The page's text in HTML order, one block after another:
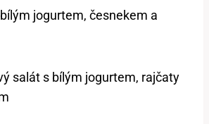
jogurtem, česnekem a
salát s bílým jogurtem, rajčaty